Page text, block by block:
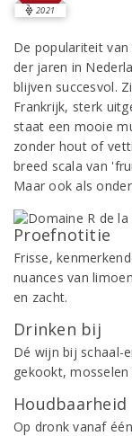
2021
De populariteit
der jaren in
blijven succesvol.
Frankrijk, sterk
staat een mooie
zonder hout of
breed scala van
Maar ook als
Proefnotitie
Frisse,
nuances van
en zacht.
Drinken bij
Dé wijn bij schaal-
gekookt,
Houdbaarheid
Op dronk vanaf